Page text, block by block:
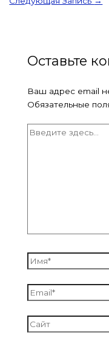
Оставьте
Ваш адрес email
Обязательные
Введите
Имя*
Email*
Сайт